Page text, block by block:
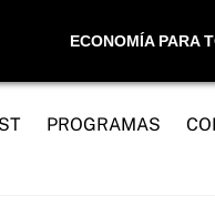
ECONOMÍA PARA
PROGRAMAS